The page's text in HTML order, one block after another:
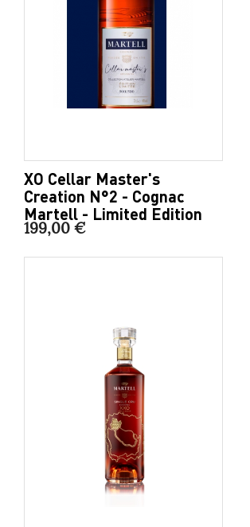
XO Cellar Master's
Creation N°2 - Cognac
Martell - Limited Edition
199,00 €